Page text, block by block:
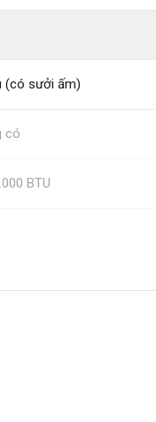
(có sưởi ấm)
có
BTU